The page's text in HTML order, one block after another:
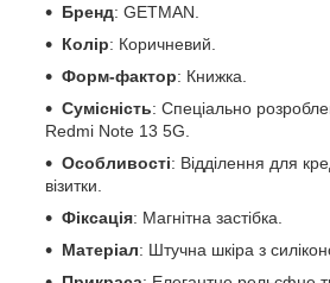
Бренд: GETMAN.
Колір: Коричневий.
Форм-фактор: Книжка.
Сумісність: Спеціально
Redmi Note 13 5G.
Особливості: Відділення для
візитки.
Фіксація: Магнітна застібка.
Матеріал: Штучна шкіра з